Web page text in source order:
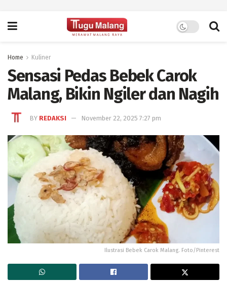
Home Kuliner
Sensasi Pedas Bebek Carok
Malang, Bikin Ngiler dan Nagih
BY REDAKSI November 22, 2025 7:27 pm
Ilustrasi Bebek Carok Malang. Foto/Pinterest